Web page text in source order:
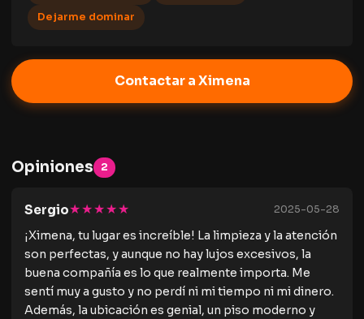
Dejarme dominar
Contactar a Ximena
Opiniones 2
Sergio★★★★★ 2025-05-28
¡Ximena, tu lugar es increíble! La limpieza y la atención
son perfectas, y aunque no hay lujos excesivos, la
buena compañía es lo que realmente importa. Me
sentí muy a gusto y no perdí ni mi tiempo ni mi dinero.
Además, la ubicación es genial, un piso moderno y